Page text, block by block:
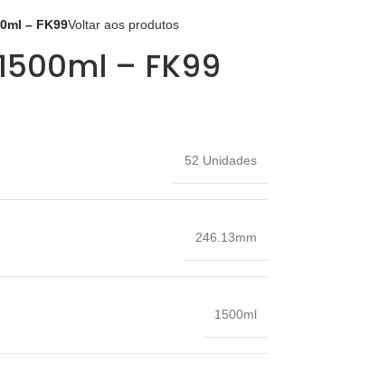
– FK99Voltar aos produtos
– FK99
52 Unidades
246.13mm
1500ml